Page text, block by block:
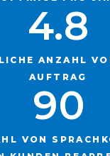
4.8
ANZAHL
AUFTRAG
7
8
90
VON